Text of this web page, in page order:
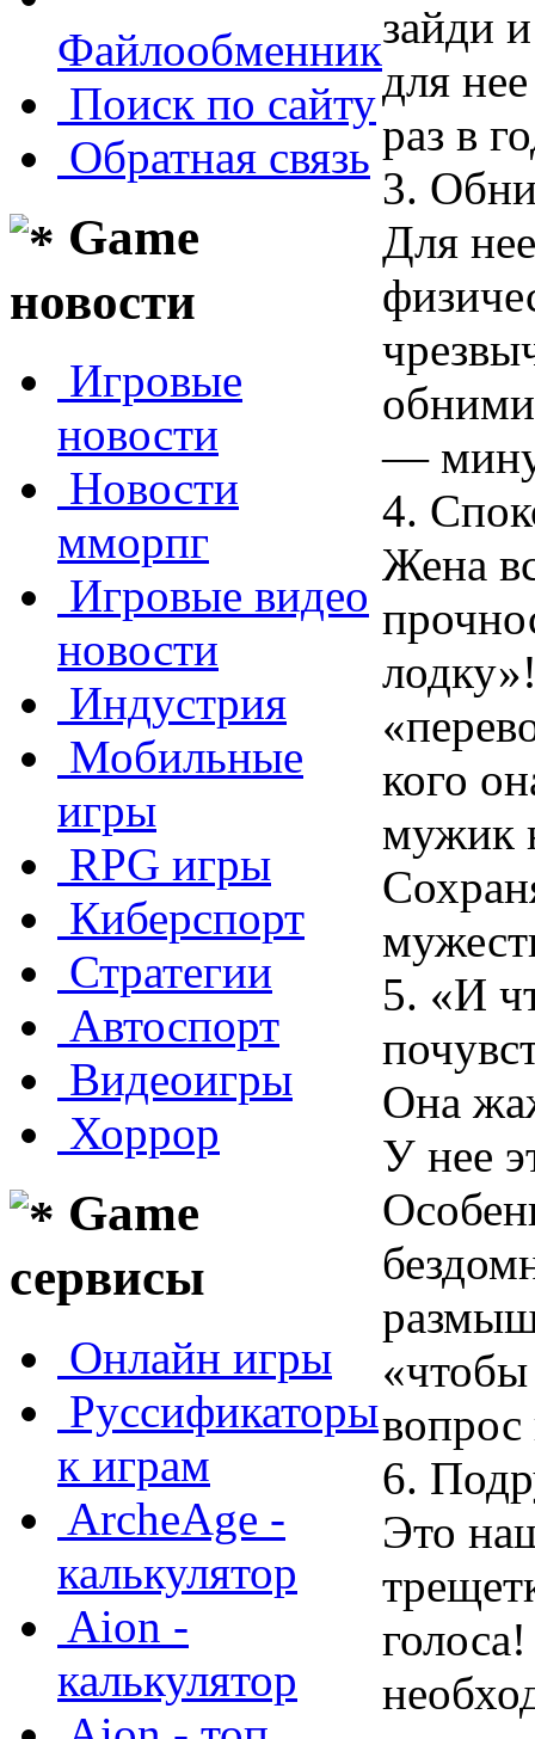
Файлообменник
Поиск по сайту
Обратная связь
Game
новости
Игровые
новости
Новости
мморпг
Игровые видео
новости
Индустрия
Мобильные
игры
RPG игры
Киберспорт
Стратегии
Автоспорт
Видеоигры
Хоррор
Game
сервисы
Онлайн игры
Руссификаторы
к играм
ArcheAge -
калькулятор
Aion -
калькулятор
зайди
для
раз в
3.
Для
—
4.
Жена
кого
мужик
5. «И
Она
У нее
«чтобы
вопрос
6.
Это